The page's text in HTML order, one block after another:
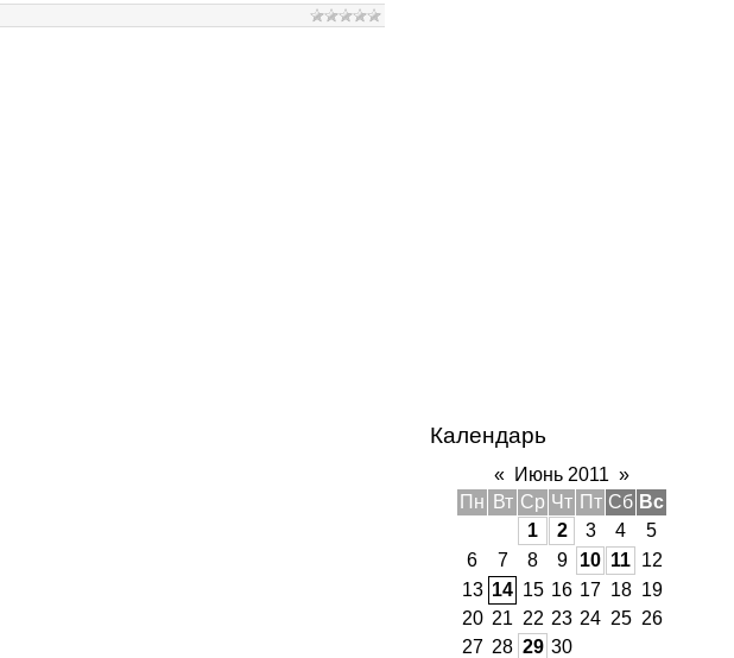
Календарь
« Июнь 2011 »
Пн
Вт Ср Чт Пт Сб Вс
1
2 3 4
5
6
7 8 9 10 11 12
13 14 15 16 17 18 19
20 21 22 23 24 25 26
27 28 29 30